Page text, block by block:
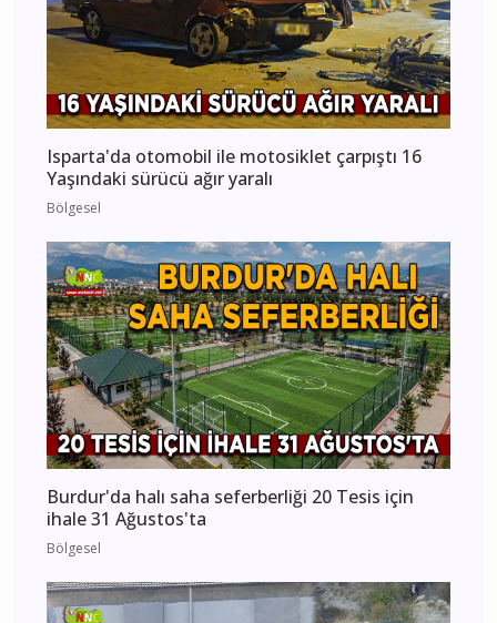
Isparta'da otomobil ile motosiklet çarpıştı 16
Yaşındaki sürücü ağır yaralı
Bölgesel
Burdur'da halı saha seferberliği 20 Tesis için
ihale 31 Ağustos'ta
Bölgesel